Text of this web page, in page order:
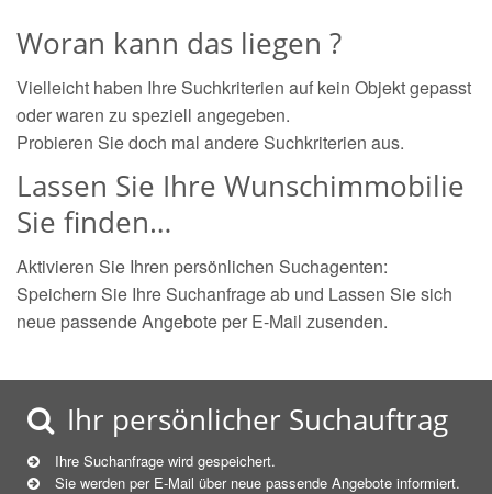
Woran kann das liegen ?
Vielleicht haben Ihre Suchkriterien auf kein Objekt gepasst
oder waren zu speziell angegeben.
Probieren Sie doch mal andere Suchkriterien aus.
Lassen Sie Ihre Wunschimmobilie
Sie finden…
Aktivieren Sie Ihren persönlichen Suchagenten:
Speichern Sie Ihre Suchanfrage ab und Lassen Sie sich
neue passende Angebote per E-Mail zusenden.
Ihr persönlicher Suchauftrag
Ihre Suchanfrage wird gespeichert.
Sie werden per E-Mail über neue passende Angebote informiert.